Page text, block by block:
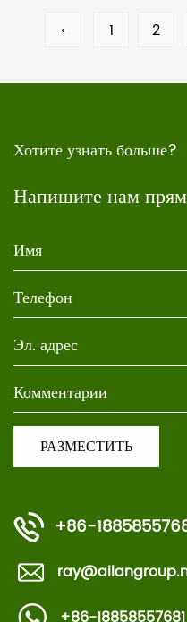
‹ 1 2
Хотите узнать больше?
Напишите нам
+86-